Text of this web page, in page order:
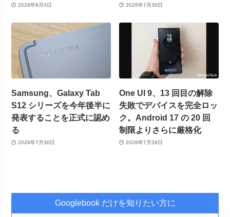
2026年8月3日 2026年7月30日
Samsung、Galaxy Tab
S12 シリーズを今年後半に
発表することを正式に認め
る
2026年7月30日
One UI 9、13 回目の解除
失敗でデバイスを完全ロッ
ク。Android 17 の 20 回
制限よりさらに厳格化
2026年7月28日
Googlebook だけを知りたい方に